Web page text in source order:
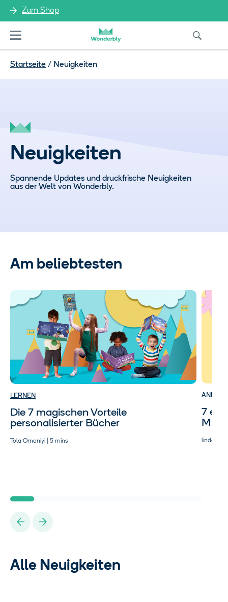
Zum Shop
Menu
Startseite / Neuigkeiten
Neuigkeiten
Spannende Updates und druckfrische Neuigkeiten
aus der Welt von Wonderbly.
Am beliebtesten
LERNEN
Die 7 magischen Vorteile
personalisierter Bücher
Tola Omoniyi | 5 mins
7
PreviousNext
Alle Neuigkeiten